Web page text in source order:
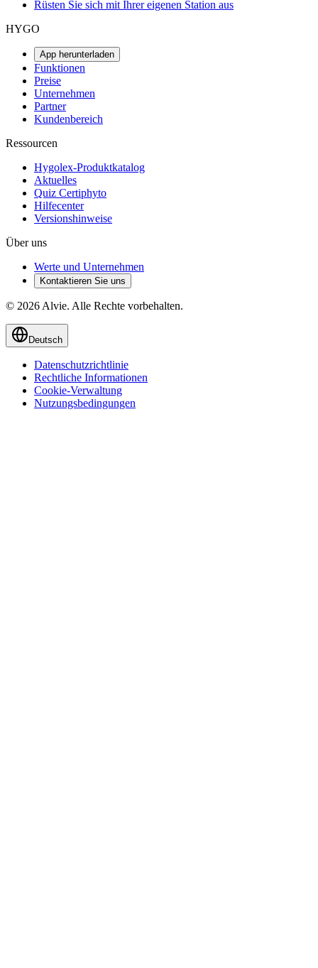
Rüsten Sie sich mit Ihrer eigenen Station aus
HYGO
App herunterladen
Funktionen
Preise
Unternehmen
Partner
Kundenbereich
Ressourcen
Hygolex-Produktkatalog
Aktuelles
Quiz Certiphyto
Hilfecenter
Versionshinweise
Über uns
Werte und Unternehmen
Kontaktieren Sie uns
© 2026 Alvie. Alle Rechte vorbehalten.
Deutsch
Datenschutzrichtlinie
Rechtliche Informationen
Cookie-Verwaltung
Nutzungsbedingungen